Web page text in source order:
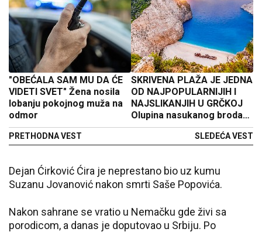
"OBEĆALA SAM MU DA ĆE
VIDETI SVET" Žena nosila
lobanju pokojnog muža na
odmor
PRETHODNA VEST
SKRIVENA PLAŽA JE JEDNA
OD NAJPOPULARNIJIH I
NAJSLIKANJIH U GRČKOJ
Olupina nasukanog broda
krije posebnu tajnu - ljudi
decenijama nagađaju o
SLEDEĆA VEST
Dejan Ćirković Ćira je neprestano bio uz kumu
Suzanu Jovanović nakon smrti Saše Popovića.
Nakon sahrane se vratio u Nemačku gde živi sa
porodicom, a danas je doputovao u Srbiju. Po